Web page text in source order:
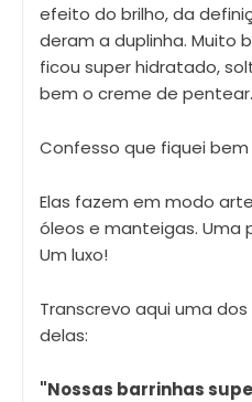
efeito do brilho, da
deram a duplinha. Muito
ficou super hidratado,
bem o creme de pentear.
Confesso que fiquei
Elas fazem em modo
óleos e manteigas. Uma
Um luxo!
Transcrevo aqui uma
delas:
"Nossas barrinhas